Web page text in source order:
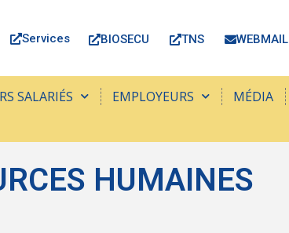
Services BIOSECU TNS WEBMAIL
SALARIÉS EMPLOYEURS
MÉDIA
HUMAINES